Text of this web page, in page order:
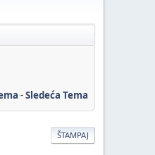
-Sledeća Tema
ŠTAMPAJ